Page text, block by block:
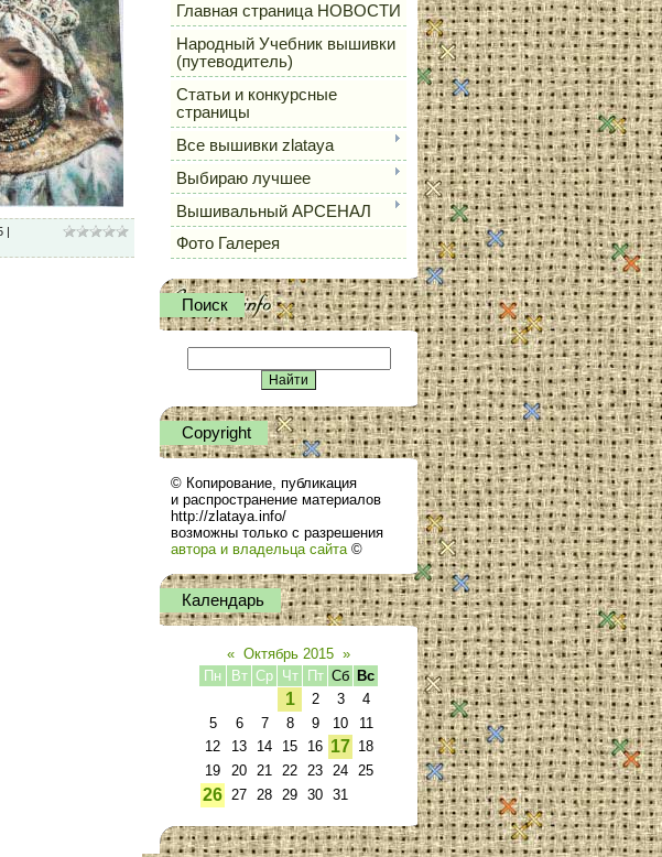
|
Главная страница НОВОСТИ
Народный Учебник вышивки
(путеводитель)
Статьи и конкурсные
страницы
Все вышивки zlataya
Выбираю лучшее
Вышивальный АРСЕНАЛ
Фото Галерея
Поиск
Сopyright
© Копирование, публикация
и распространение материалов
http://zlataya.info/
возможны только с разрешения
автора и владельца сайта©
Календарь
« Октябрь 2015 »
Пн
Вт Ср Чт Пт Сб Вс
1 2 3
4
5
6 7 8 9 10
11
12
13 14 15 16 17 18
19
20 21 22 23 24 25
26 27 28 29 30 31